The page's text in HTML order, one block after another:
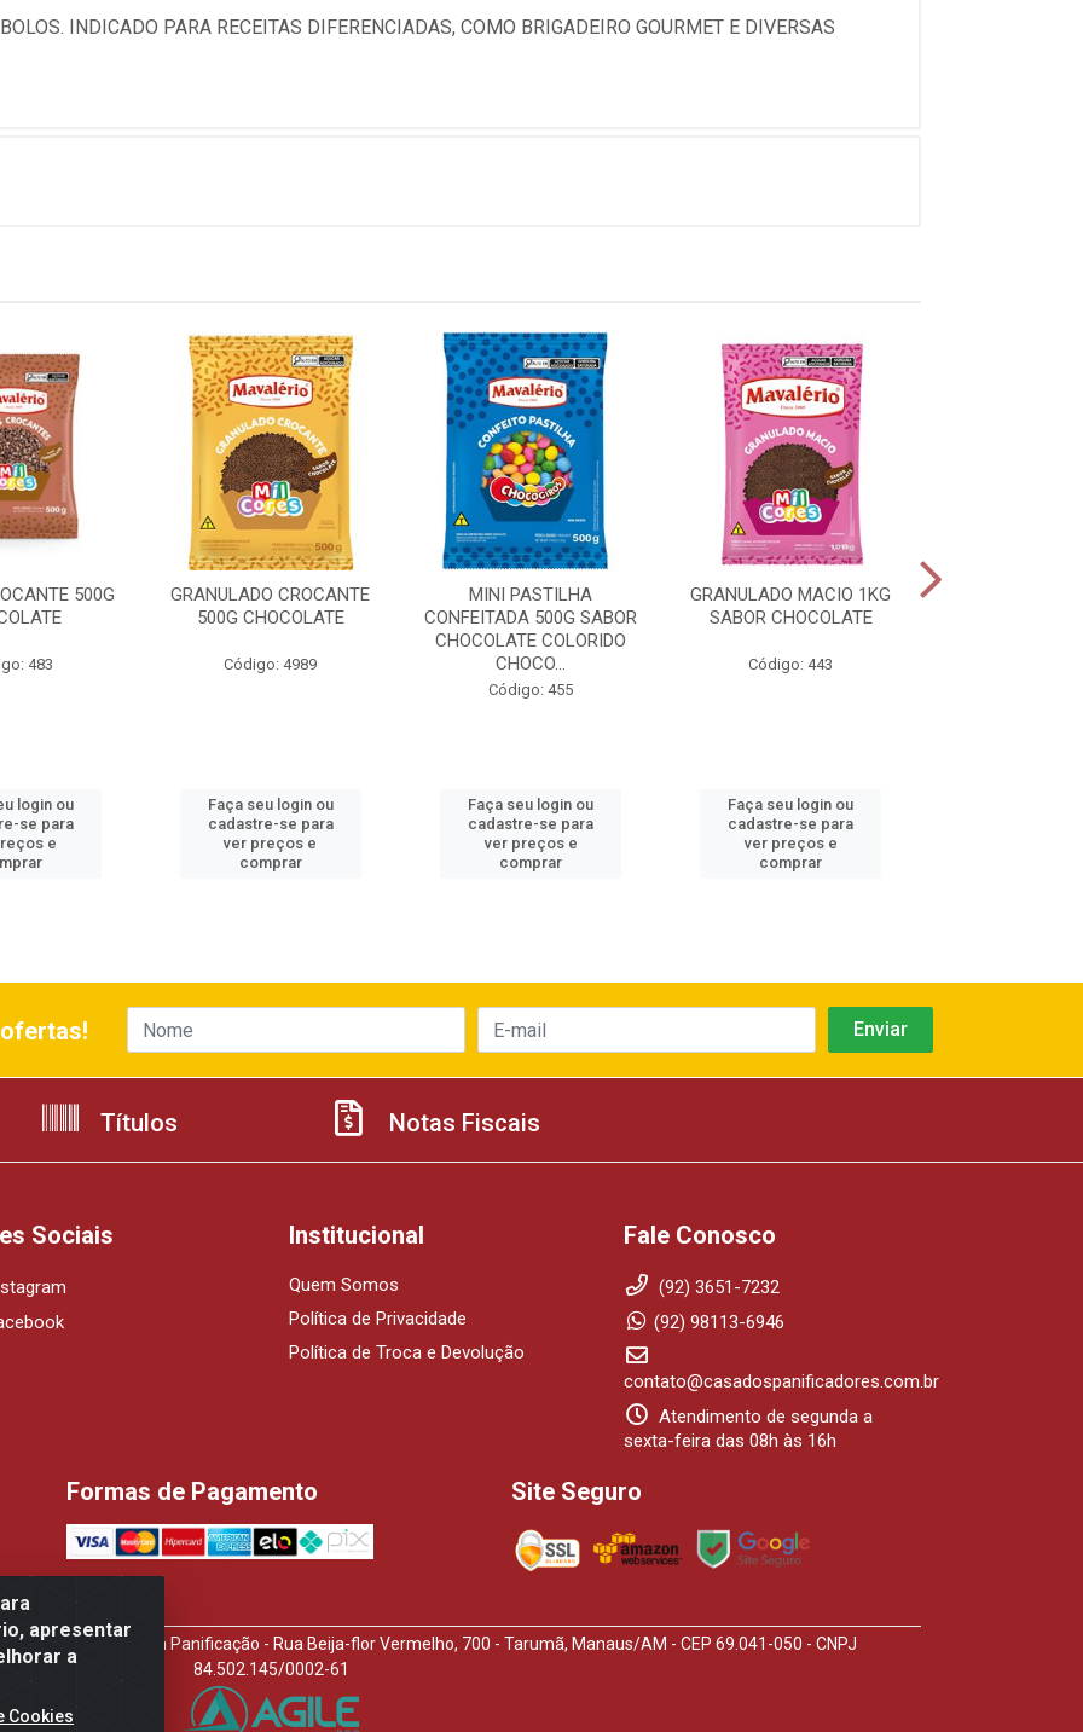
INDICADO PARA RECEITAS DIFERENCIADAS, COMO BRIGADEIRO GOURMET E DIVERSAS
500G
483
login ou
se para
e
GRANULADO CROCANTE
500G CHOCOLATE
Código: 4989
Faça seu login ou
cadastre-se para
ver preços e
comprar
MINI PASTILHA
CONFEITADA 500G SABOR
CHOCOLATE COLORIDO
CHOCO...
Código: 455
Faça seu login ou
cadastre-se para
ver preços e
comprar
GRANULADO MACIO 1KG
SABOR CHOCOLATE
Código: 443
Faça seu login ou
cadastre-se para
ver preços e
comprar
apresentar
a
Cookies
Títulos Notas Fiscais
Sociais Institucional
Quem Somos
Política de Privacidade
Política de Troca e Devolução
Fale Conosco
(92) 3651-7232
(92) 98113-6946
contato@casadospanificadores.com.br
Atendimento de segunda a
sexta-feira das 08h às 16h
Formas de Pagamento Site Seguro
de Produtos Para Panificação - Rua Beija-flor Vermelho, 700 - Tarumã, Manaus/AM - CEP 69.041-050 - CNPJ
84.502.145/0002-61